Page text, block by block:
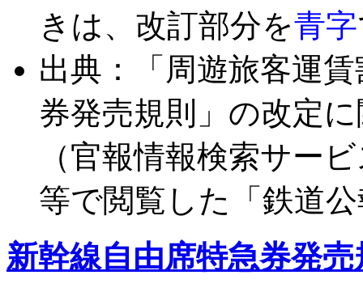
きは、改訂部分を青字
出典：「周遊旅客運
券発売規則」の改定
（官報情報検索サー
等で閲覧した「鉄道
新幹線自由席特急券発